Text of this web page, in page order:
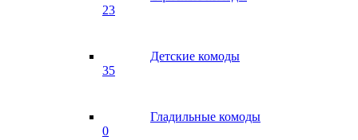
23
Детские комоды
35
Гладильные комоды
0